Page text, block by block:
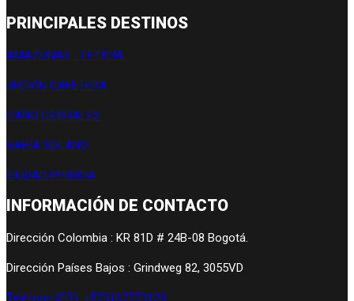
PRINCIPALES DESTINOS
AMAZONAS - LETICIA
REGIÓN CAFETERA
CAÑO CRISTALES
BAHÍA SOLANO
CIUDAD PERDIDA
INFORMACIÓN DE CONTACTO
Dirección Colombia : KR 81D # 24B-08 Bogotá.
Dirección Países Bajos : Grindweg 82, 3055VD
Teléfono (ES): +573167773120